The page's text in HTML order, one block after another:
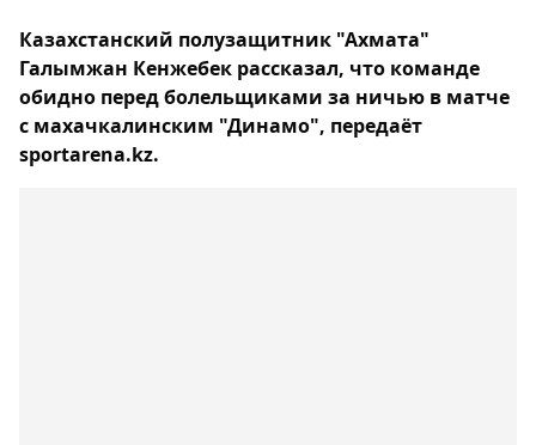
Казахстанский полузащитник "Ахмата"
Галымжан Кенжебек рассказал, что команде
обидно перед болельщиками за ничью в матче
с махачкалинским "Динамо", передаёт
sportarena.kz.